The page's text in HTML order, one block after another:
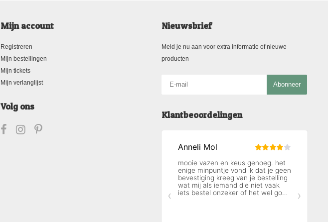
Mijn account
Registreren
Mijn bestellingen
Mijn tickets
Mijn verlanglijst
Volg ons
Nieuwsbrief
Meld je nu aan voor extra informatie of nieuwe
producten
Abonneer
Klantbeoordelingen